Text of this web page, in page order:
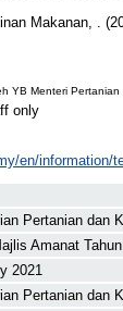
Makanan, .
YB Menteri
only
en/information/
Pertanian dan
Amanat
2021
Pertanian dan